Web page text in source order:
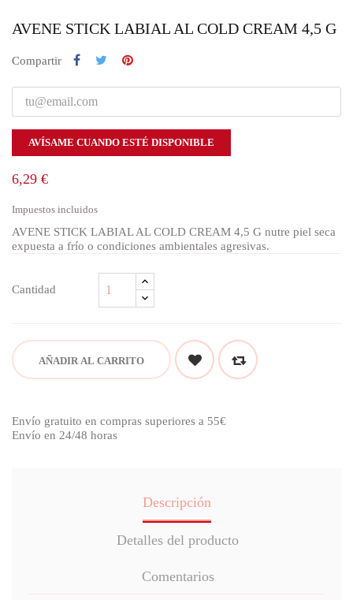
AVENE STICK LABIAL AL COLD CREAM 4,5 G
Compartir
AVÍSAME CUANDO ESTÉ DISPONIBLE
6,29 €
Impuestos incluidos
AVENE STICK LABIAL AL COLD CREAM 4,5 G nutre piel seca
expuesta a frío o condiciones ambientales agresivas.
Cantidad
AÑADIR AL CARRITO
Envío gratuito en compras superiores a 55€
Envío en 24/48 horas
Descripción
Detalles del producto
Comentarios